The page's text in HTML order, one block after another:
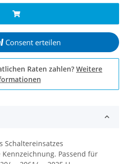
Consent erteilen
Raten zahlen? Weitere
Schaltereinsatzes
Passend für